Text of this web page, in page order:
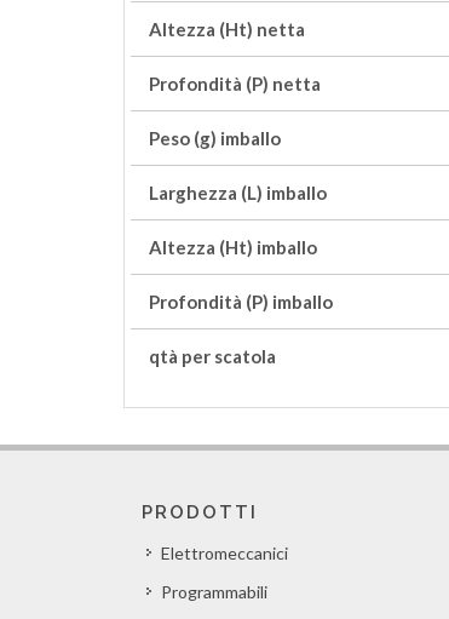
Altezza (Ht) netta
Profondità (P) netta
Peso (g) imballo
Larghezza (L) imballo
Altezza (Ht) imballo
Profondità (P) imballo
qtà per scatola
PRODOTTI
Elettromeccanici
Programmabili